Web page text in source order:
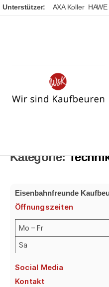
Unterstützer: AXA Koller HAWE
Kategorie:
Eisenbahnfreunde
Öffnungszeiten
Mo – Fr
Sa
Social Media
Kontakt